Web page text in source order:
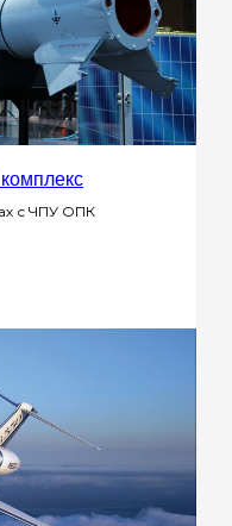
с ЧПУ ОПК